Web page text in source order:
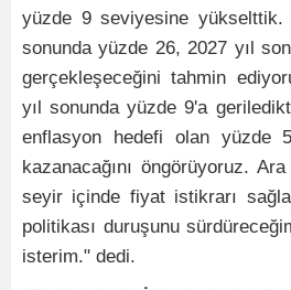
yüzde 9 seviyesine yükselttik.
sonunda yüzde 26, 2027 yıl
gerçekleşeceğini tahmin
yıl sonunda yüzde 9'a
enflasyon hedefi olan yüzde
kazanacağını öngörüyoruz.
seyir içinde fiyat istikrarı
politikası duruşunu
isterim." dedi.